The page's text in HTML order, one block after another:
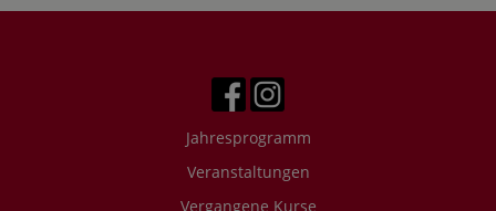
Jahresprogramm
Veranstaltungen
Vergangene Kurse